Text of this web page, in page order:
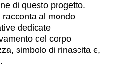
di questo progetto.
racconta al mondo
dedicate
del corpo
simbolo di rinascita e,